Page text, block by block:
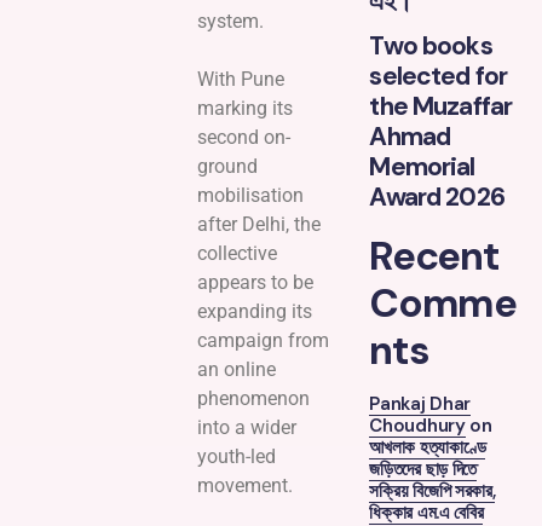
system.
With Pune
marking its
second on-
ground
mobilisation
after Delhi, the
collective
appears to be
expanding its
campaign from
an online
phenomenon
into a wider
youth-led
movement.
Two books
selected for
the Muzaffar
Ahmad
Memorial
Award 2026
Recent
Comme
nts
Pankaj Dhar
Choudhuryon
আখলাক হত্যাকাণ্ডে
জড়িতদের ছাড় দিতে
সক্রিয় বিজেপি সরকার,
ধিক্কার এম.এ বেবির